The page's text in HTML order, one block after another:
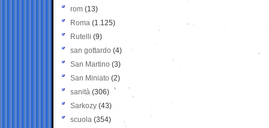
rom (13)
Roma (1.125)
Rutelli (9)
san gottardo (4)
San Martino (3)
San Miniato (2)
sanità (306)
Sarkozy (43)
scuola (354)